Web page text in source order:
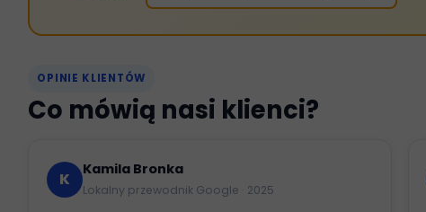
OPINIE KLIENTÓW
Co mówią nasi klienci?
K Kamila Bronka
Lokalny przewodnik Google · 2025